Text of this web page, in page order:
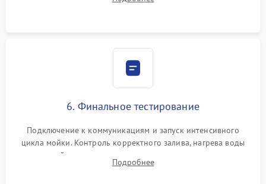
сборка корпуса и установка датчика поплавка.
6. Финальное тестирование
Подключение к коммуникациям и запуск интенсивного
цикла мойки. Контроль корректного залива, нагрева воды
до нужной температуры, отсутствия посторонних шумов,
штатного слива и абсолютной сухости в поддоне.
Подробнее